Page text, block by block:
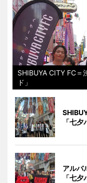
SHIBUYA CITY FC＝
ド」
「七夕
アルバ
「七夕